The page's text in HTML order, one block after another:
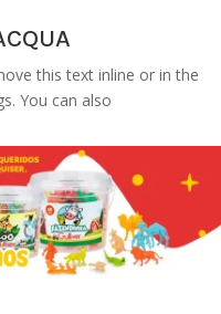
this text inline or in the
You can also